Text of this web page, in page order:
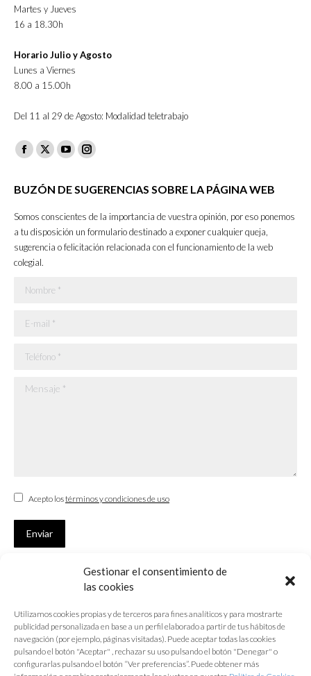
Gestionar el consentimiento de
las cookies
Utilizamos cookies propias y de terceros para fines analíticos y para mostrarte
publicidad personalizada en base a un perfil elaborado a partir de tus hábitos de
navegación (por ejemplo, páginas visitadas). Puede aceptar todas las cookies
pulsando el botón "Aceptar" , rechazar su uso pulsando el botón "Denegar" o
configurarlas pulsando el botón “Ver preferencias”. Puede obtener más
Martes y Jueves
16 a 18.30h
Horario Julio y Agosto
Lunes a Viernes
8.00 a 15.00h
Del 11 al 29 de Agosto: Modalidad teletrabajo
Facebook
opens
new
window
X
opens
new
window
YouTube
opens
new
window
Instagram
opens
in
new
window
BUZÓN DE SUGERENCIAS SOBRE LA PÁGINA WEB
Somos conscientes de la importancia de vuestra opinión, por eso ponemos
a tu disposición un formulario destinado a exponer cualquier queja,
sugerencia o felicitación relacionada con el funcionamiento de la web
colegial.
Nombre *
E-mail *
Teléfono *
Mensaje *
Acepto lostérminos y condiciones de uso
Enviar
que desarrolla el Colegio de Arquitectos de Cádiz
Nombre *